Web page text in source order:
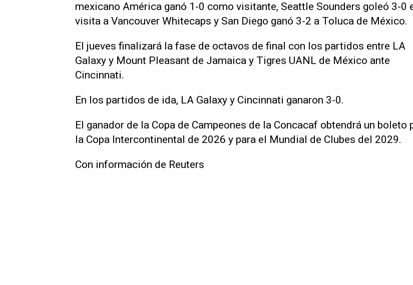
mexicano América ganó 1-0 como visitante, ‌Seattle Sounders goleó 3-0
visita a Vancouver Whitecaps y San Diego ganó 3-2 a Toluca de México.
El jueves finalizará la fase de octavos de final ‌con los partidos ⁠entre LA
Galaxy y Mount Pleasant de Jamaica y Tigres UANL de México ante
Cincinnati.
En los partidos de ida, LA ​Galaxy y Cincinnati ganaron 3-0.
El ganador de la Copa de Campeones de la Concacaf obtendrá un boleto
la Copa Intercontinental de 2026 y para el Mundial de Clubes del 2029.
Con información de Reuters